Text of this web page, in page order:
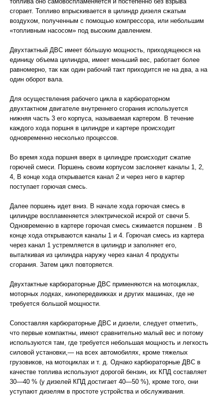
сгорает. Топливо впрыскивается в цилиндр дизеля сжатым
воздухом, полученным с помощью компрессора, или небольшим
«топливным насосом» под высоким давлением.
Двухтактный ДВС имеет бóльшую мощность, приходящеюся на
единицу объема цилиндра, имеет меньший вес, работает более
равномерно, так как один рабочий такт приходится не на два, а на
один оборот вала.
Для осуществления рабочего цикла в карбюраторном
двухтактном двигателе внутреннего сгорания используется
нижняя часть 3 его корпуса, называемая картером. В течение
каждого хода поршня в цилиндре и картере происходит
одновременно несколько процессов.
Во время хода поршня вверх в цилиндре происходит сжатие
горючей смеси. Поршень своим корпусом заслоняет каналы 1, 2,
4, В конце хода открывается канал 2 и через него в картер
поступает горючая смесь.
Далее поршень идет вниз. В начале хода горючая смесь в
цилиндре воспламеняется электрической искрой от свечи 5.
Одновременно в картере горючая смесь сжимается поршнем . В
конце хода открываются каналы 1 и 4. Горючая смесь из картера
через канал 1 устремляется в цилиндр и заполняет его,
выталкивая из цилиндра наружу через канал 4 продукты
сгорания. Затем цикл повторяется.
Двухтактные карбюраторные ДВС применяются на мотоциклах,
моторных лодках, кинопередвижках и других машинах, где не
требуется большой мощности.
Сопоставляя карбюраторные ДВС и дизели, следует отметить,
что первые компактны, имеют сравнительно малый вес и потому
используются там, где требуется небольшая мощность и легкость
силовой установки,— на всех автомобилях, кроме тяжелых
грузовиков, на мотоциклах и т. д. Однако карбюраторные ДВС в
качестве топлива используют дорогой бензин, их КПД составляет
30—40 % (у дизелей КПД достигает 40—50 %), кроме того, они
уступают дизелям в простоте устройства и обслуживания.